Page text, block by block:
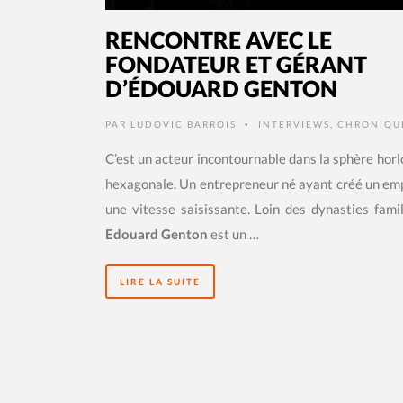
RENCONTRE AVEC LE
FONDATEUR ET GÉRANT
D’ÉDOUARD GENTON
PAR LUDOVIC BARROIS • INTERVIEWS
C’est un acteur incontournable dans la sphère
hexagonale. Un entrepreneur né ayant créé un
une vitesse saisissante. Loin des dynasties
Edouard Genton est un …
LIRE LA SUITE